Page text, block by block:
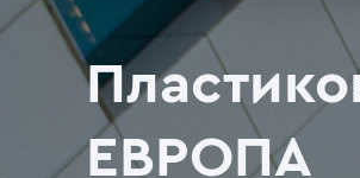
ЕВРОПА